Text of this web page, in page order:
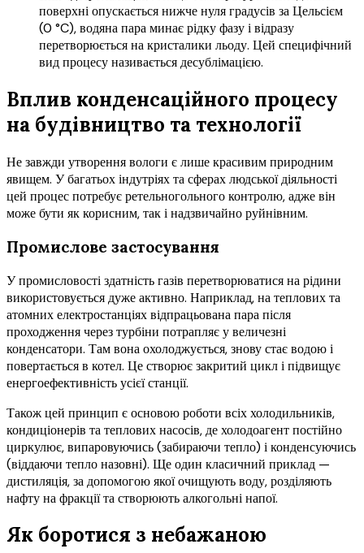
поверхні опускається нижче нуля градусів за Цельсієм
(0 °C), водяна пара минає рідку фазу і відразу
перетворюється на кристалики льоду. Цей специфічний
вид процесу називається десублімацією.
Вплив конденсаційного процесу
на будівництво та технології
Не завжди утворення вологи є лише красивим природним
явищем. У багатьох індутріях та сферах людської діяльності
цей процес потребує ретельногольного контролю, адже він
може бути як корисним, так і надзвичайно руйнівним.
Промислове застосування
У промисловості здатність газів перетворюватися на рідини
використовується дуже активно. Наприклад, на теплових та
атомних електростанціях відпрацьована пара після
проходження через турбіни потрапляє у величезні
конденсатори. Там вона охолоджується, знову стає водою і
повертається в котел. Це створює закритий цикл і підвищує
енергоефективність усієї станції.
Також цей принцип є основою роботи всіх холодильників,
кондиціонерів та теплових насосів, де холодоагент постійно
циркулює, випаровуючись (забираючи тепло) і конденсуючись
(віддаючи тепло назовні). Ще один класичний приклад —
дистиляція, за допомогою якої очищують воду, розділяють
нафту на фракції та створюють алкогольні напої.
Як боротися з небажаною